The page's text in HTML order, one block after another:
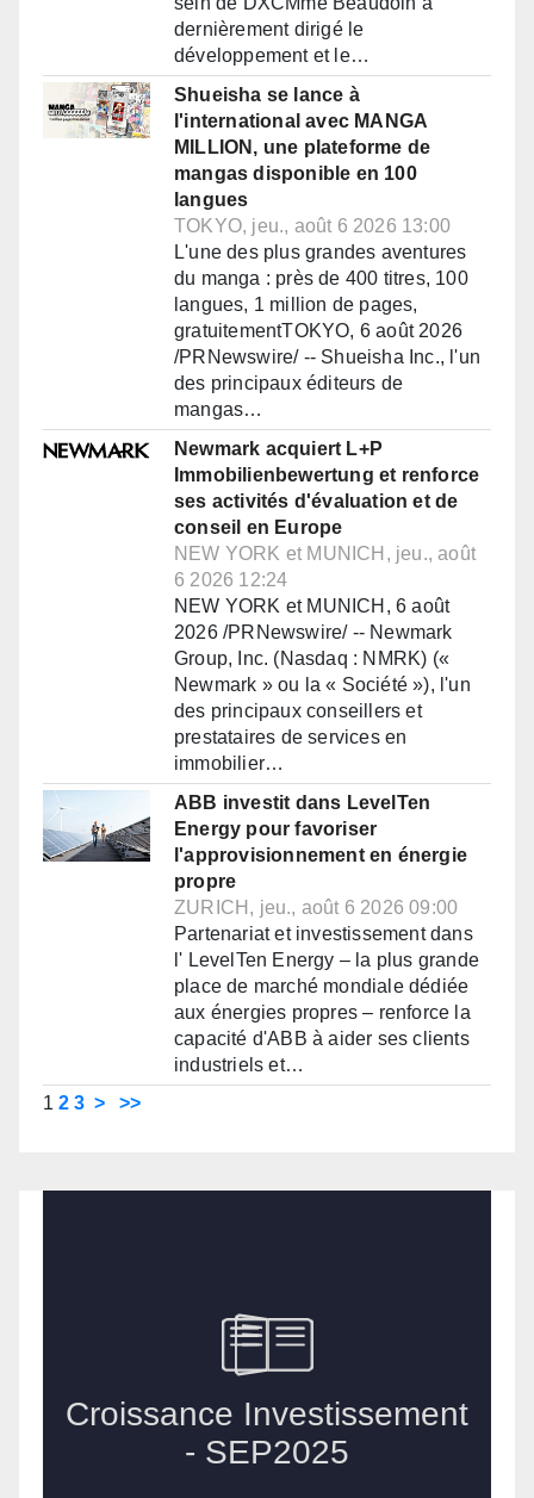
dernièrement dirigé le
développement et le…
Shueisha se lance à
l'international avec MANGA
MILLION, une plateforme de
mangas disponible en 100
langues
TOKYO, jeu., août 6 2026 13:00
L'une des plus grandes aventures
du manga : près de 400 titres, 100
langues, 1 million de pages,
gratuitementTOKYO, 6 août 2026
/PRNewswire/ -- Shueisha Inc., l'un
des principaux éditeurs de
mangas…
Newmark acquiert L+P
Immobilienbewertung et renforce
ses activités d'évaluation et de
conseil en Europe
NEW YORK et MUNICH, jeu., août
6 2026 12:24
NEW YORK et MUNICH, 6 août
2026 /PRNewswire/ -- Newmark
Group, Inc. (Nasdaq : NMRK) («
Newmark » ou la « Société »), l'un
des principaux conseillers et
prestataires de services en
immobilier…
ABB investit dans LevelTen
Energy pour favoriser
l'approvisionnement en énergie
propre
ZURICH, jeu., août 6 2026 09:00
Partenariat et investissement dans
l' LevelTen Energy – la plus grande
place de marché mondiale dédiée
aux énergies propres – renforce la
capacité d'ABB à aider ses clients
industriels et…
1 2 3 > >>